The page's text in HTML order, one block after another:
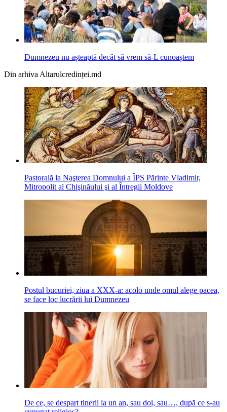
Dumnezeu nu așteaptă decât să vrem să-L cunoaștem
Din arhiva Altarulcredinței.md
Pastorală la Naşterea Domnului a ÎPS Părinte Vladimir,
Mitropolit al Chişinăului şi al Întregii Moldove
Postul bucuriei, ziua a XXX-a: acolo unde omul alege pacea,
se face loc lucrării lui Dumnezeu
De ce, se despart tinerii la un an, sau doi, sau…, după ce s-au